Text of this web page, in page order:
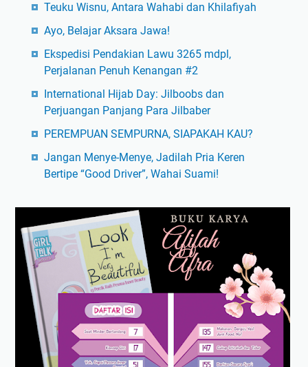
Teuku Wisnu, Antara Wahabi dan Khilafiyah
Ayo, Belajar Aksara Jawa!
Ekspedisi Pendakian Lawu 3265 mdpl,
Perjalanan Penuh Kenangan #2
International Hijab Day: Jilboobs dan
Perjuangan Panjang Para Jilbaber
PEREMPUAN SEMPURNA, SIAPAKAH KAU?
Jangan Menye-Menye, Jadilah Pria Keren
Bertipe “Good Driver”, Wahai Suami!